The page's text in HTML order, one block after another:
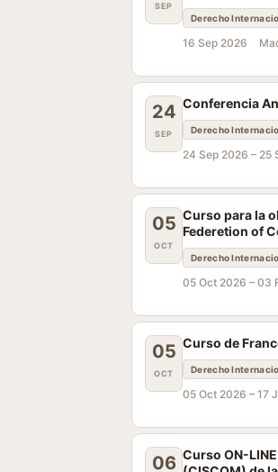
SEP
Derecho
16 Sep 2026
24
SEP
Conferencia
Derecho
24 Sep 2026 – 25
05
OCT
Curso para la
Federetion of
Derecho
05 Oct 2026 – 03
05
OCT
Curso de
Derecho
05 Oct 2026 – 17
06 Curso ON-